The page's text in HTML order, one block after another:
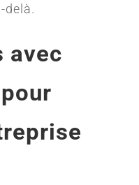
delà.
avec